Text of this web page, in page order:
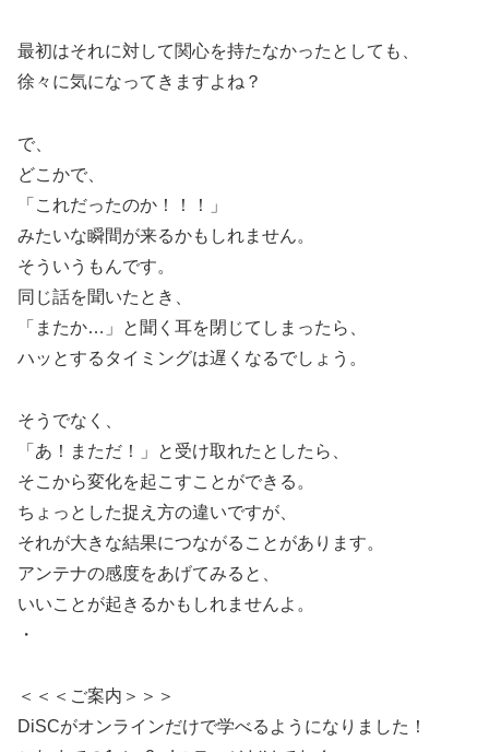
最初はそれに対して関心を持たなかったとしても、
徐々に気になってきますよね？
で、
どこかで、
「これだったのか！！！」
みたいな瞬間が来るかもしれません。
そういうもんです。
同じ話を聞いたとき、
「またか…」と聞く耳を閉じてしまったら、
ハッとするタイミングは遅くなるでしょう。
そうでなく、
「あ！まただ！」と受け取れたとしたら、
そこから変化を起こすことができる。
ちょっとした捉え方の違いですが、
それが大きな結果につながることがあります。
アンテナの感度をあげてみると、
いいことが起きるかもしれませんよ。
・
＜＜＜ご案内＞＞＞
DiSCがオンラインだけで学べるようになりました！